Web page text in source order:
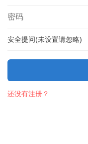
安全提问(未设置请忽略)
还没有注册？